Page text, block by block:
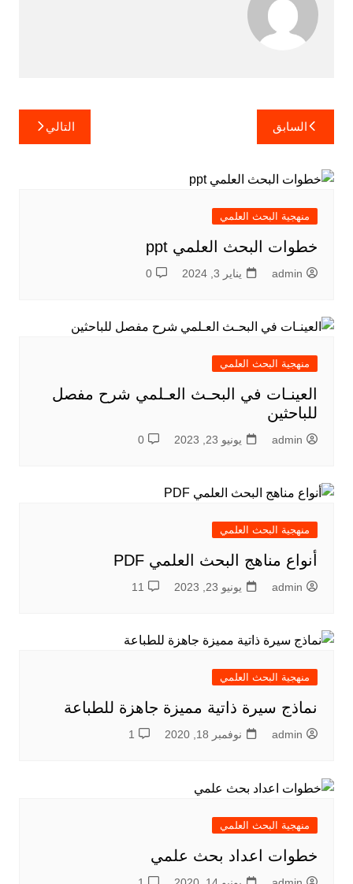
تصفّح
المقالات
السابق التالي
منهجية البحث العلمي
خطوات البحث العلمي ppt
admin يناير 3, 2024 0
منهجية البحث العلمي
العينـات في البحـث العـلمي شرح مفصل
للباحثين
admin يونيو 23, 2023 0
منهجية البحث العلمي
أنواع مناهج البحث العلمي PDF
admin يونيو 23, 2023 11
منهجية البحث العلمي
نماذج سيرة ذاتية مميزة جاهزة للطباعة
admin نوفمبر 18, 2020 1
منهجية البحث العلمي
خطوات اعداد بحث علمي